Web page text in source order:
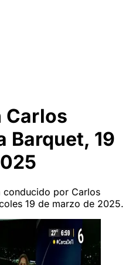
Carlos
Barquet, 19
conducido por Carlos
19 de marzo de 2025.